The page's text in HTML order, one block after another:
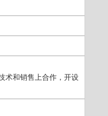
术和销售上合作，开设